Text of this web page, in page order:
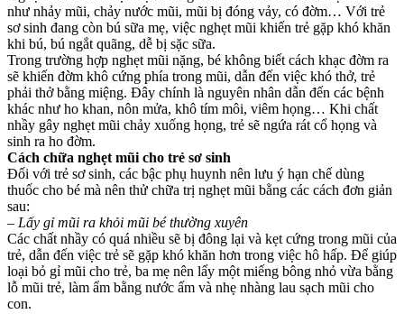
như nhảy mũi, chảy nước mũi, mũi bị đóng vảy, có đờm… Với trẻ
sơ sinh đang còn bú sữa mẹ, việc nghẹt mũi khiến trẻ gặp khó khăn
khi bú, bú ngắt quãng, dễ bị sặc sữa.
Trong trường hợp nghẹt mũi nặng, bé không biết cách khạc đờm ra
sẽ khiến đờm khô cứng phía trong mũi, dẫn đến việc khó thở, trẻ
phải thở bằng miệng. Đây chính là nguyên nhân dẫn đến các bệnh
khác như ho khan, nôn mửa, khô tím môi, viêm họng… Khi chất
nhầy gây nghẹt mũi chảy xuống họng, trẻ sẽ ngứa rát cổ họng và
sinh ra ho đờm.
Cách chữa nghẹt mũi cho trẻ sơ sinh
Đối với trẻ sơ sinh, các bậc phụ huynh nên lưu ý hạn chế dùng
thuốc cho bé mà nên thử chữa trị nghẹt mũi bằng các cách đơn giản
sau:
– Lấy gỉ mũi ra khỏi mũi bé thường xuyên
Các chất nhầy có quá nhiều sẽ bị đông lại và kẹt cứng trong mũi của
trẻ, dẫn đến việc trẻ sẽ gặp khó khăn hơn trong việc hô hấp. Để giúp
loại bỏ gỉ mũi cho trẻ, ba mẹ nên lấy một miếng bông nhỏ vừa bằng
lỗ mũi trẻ, làm ẩm bằng nước ấm và nhẹ nhàng lau sạch mũi cho
con.